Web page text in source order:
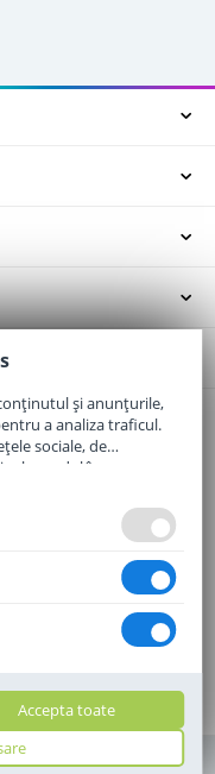
rezervate
și anunțurile,
a analiza traficul.
sociale, de
la modul în care
cu alte informații
Accepta toate